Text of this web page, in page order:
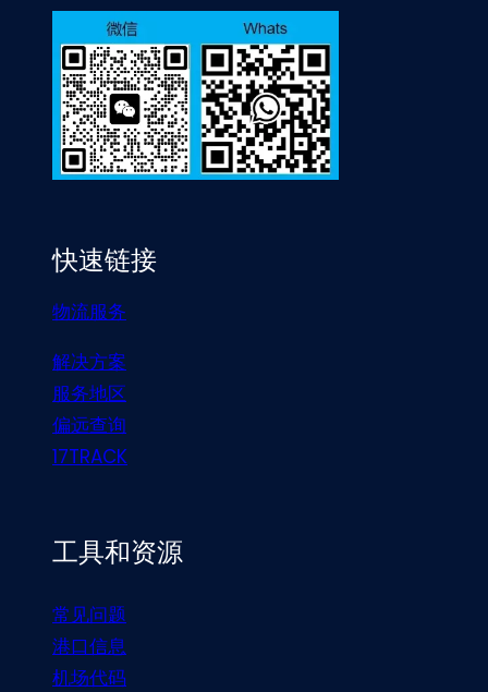
快速链接
物流服务
解决方案
服务地区
偏远查询
17TRACK
工具和资源
常见问题
港口信息
机场代码